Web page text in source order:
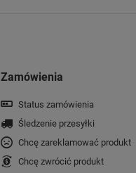
Zamówienia
Status zamówienia
Śledzenie przesyłki
Chcę zareklamować produkt
Chcę zwrócić produkt